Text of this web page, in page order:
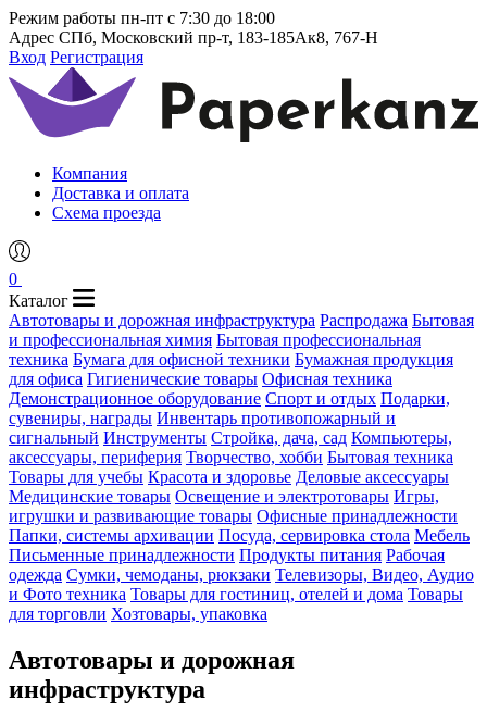
Режим работы пн-пт с 7:30 до 18:00
Адрес СПб, Московский пр-т, 183-185Ак8, 767-Н
Вход Регистрация
Компания
Доставка и оплата
Схема проезда
0
Каталог
Автотовары и дорожная инфраструктура Распродажа Бытовая
и профессиональная химия Бытовая профессиональная
техника Бумага для офисной техники Бумажная продукция
для офиса Гигиенические товары Офисная техника
Демонстрационное оборудование Спорт и отдых Подарки,
сувениры, награды Инвентарь противопожарный и
сигнальный Инструменты Стройка, дача, сад Компьютеры,
аксессуары, периферия Творчество, хобби Бытовая техника
Товары для учебы Красота и здоровье Деловые аксессуары
Медицинские товары Освещение и электротовары Игры,
игрушки и развивающие товары Офисные принадлежности
Папки, системы архивации Посуда, сервировка стола Мебель
Письменные принадлежности Продукты питания Рабочая
одежда Сумки, чемоданы, рюкзаки Телевизоры, Видео, Аудио
и Фото техника Товары для гостиниц, отелей и дома Товары
для торговли Хозтовары, упаковка
Автотовары и дорожная
инфраструктура